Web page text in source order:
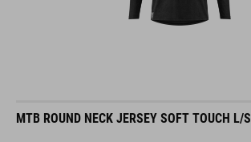
MTB ROUND NECK JERSEY SOFT TOUCH L/S